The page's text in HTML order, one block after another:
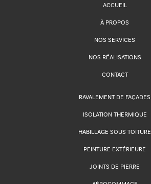
ACCUEIL
À PROPOS
NOS SERVICES
NOS RÉALISATIONS
CONTACT
RAVALEMENT DE FAÇADES
ISOLATION THERMIQUE
HABILLAGE SOUS TOITURE
PEINTURE EXTÉRIEURE
JOINTS DE PIERRE